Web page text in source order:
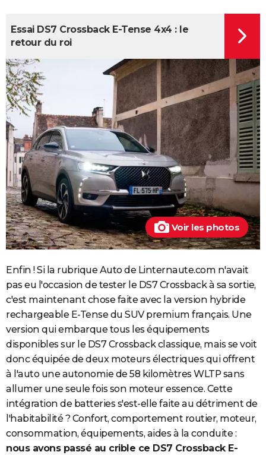
Voir les photos
Essai DS7 Crossback E-Tense 4x4 : le
retour du roi
Enfin ! Si la rubrique Auto de Linternaute.com n'avait
pas eu l'occasion de tester le DS7 Crossback à sa sortie,
c'est maintenant chose faite avec la version hybride
rechargeable E-Tense du SUV premium français. Une
version qui embarque tous les équipements
disponibles sur le DS7 Crossback classique, mais se voit
donc équipée de deux moteurs électriques qui offrent
à l'auto une autonomie de 58 kilomètres WLTP sans
allumer une seule fois son moteur essence. Cette
intégration de batteries s'est-elle faite au détriment de
l'habitabilité ? Confort, comportement routier, moteur,
consommation, équipements, aides à la conduite :
nous avons passé au crible ce DS7 Crossback E-